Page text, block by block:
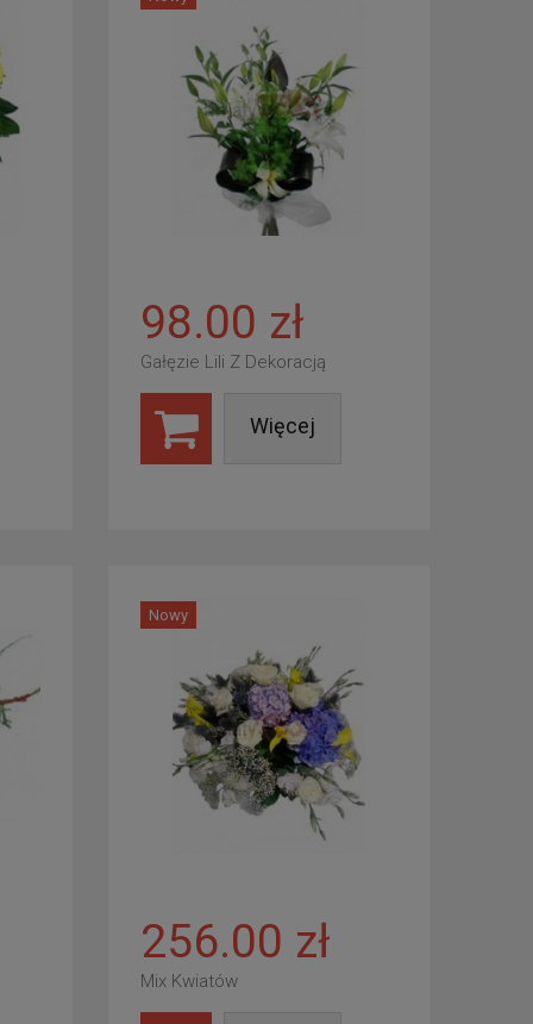
98.00 zł
Gałęzie Lili Z Dekoracją
Więcej
Nowy
256.00 zł
Mix Kwiatów